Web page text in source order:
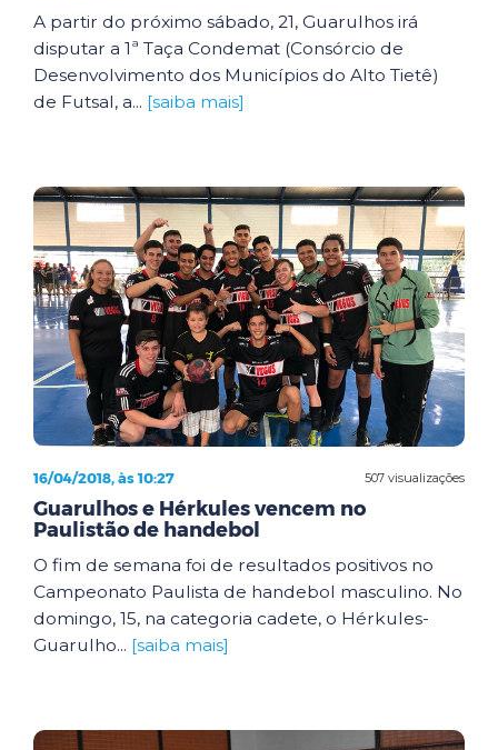
A partir do próximo sábado, 21, Guarulhos irá
disputar a 1ª Taça Condemat (Consórcio de
Desenvolvimento dos Municípios do Alto Tietê)
de Futsal, a... [saiba mais]
507 visualizações
16/04/2018, às 10:27
Guarulhos e Hérkules vencem no
Paulistão de handebol
O fim de semana foi de resultados positivos no
Campeonato Paulista de handebol masculino. No
domingo, 15, na categoria cadete, o Hérkules-
Guarulho... [saiba mais]